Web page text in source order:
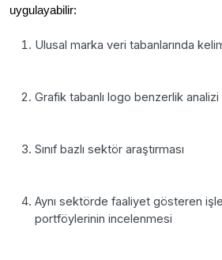
uygulayabilir:
Ulusal marka veri tabanlarında
Grafik tabanlı logo benzerlik analizi
Sınıf bazlı sektör araştırması
Aynı sektörde faaliyet gösteren
portföylerinin incelenmesi